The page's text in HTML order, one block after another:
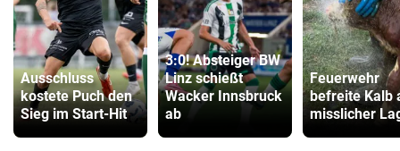
Ausschluss
kostete Puch den
Sieg im Start-Hit
3:0! Absteiger BW
Linz schießt
Wacker Innsbruck
ab
Feuerwehr
befreite Kalb
misslicher